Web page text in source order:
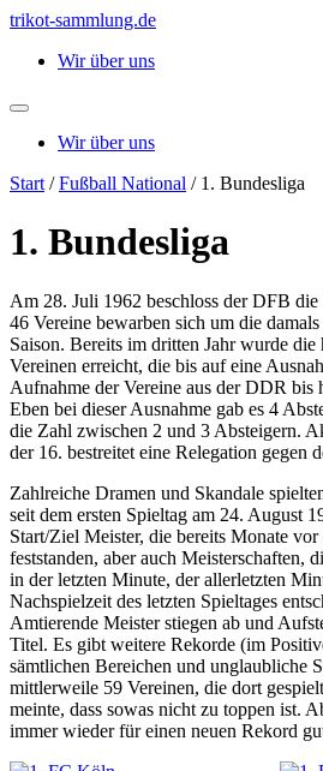
Zum
springen
trikot-sammlung.de
Wir über uns
Wir über uns
Start /Fußball National / 1. Bundesliga
1. Bundesliga
Am 28. Juli 1962 beschloss der DFB
46 Vereine bewarben sich um die
Saison. Bereits im dritten Jahr wurde
Vereinen erreicht, die bis auf eine
Aufnahme der Vereine aus der DDR bis
Eben bei dieser Ausnahme gab es 4
die Zahl zwischen 2 und 3 Absteigern.
der 16. bestreitet eine Relegation gegen
Zahlreiche Dramen und Skandale
seit dem ersten Spieltag am 24. August
Start/Ziel Meister, die bereits Monate
feststanden, aber auch Meisterschaften,
in der letzten Minute, der allerletzten
Nachspielzeit des letzten Spieltages
Amtierende Meister stiegen ab und
Titel. Es gibt weitere Rekorde (im
sämtlichen Bereichen und unglaubliche
mittlerweile 59 Vereinen, die dort
meinte, dass sowas nicht zu toppen ist.
immer wieder für einen neuen Rekord